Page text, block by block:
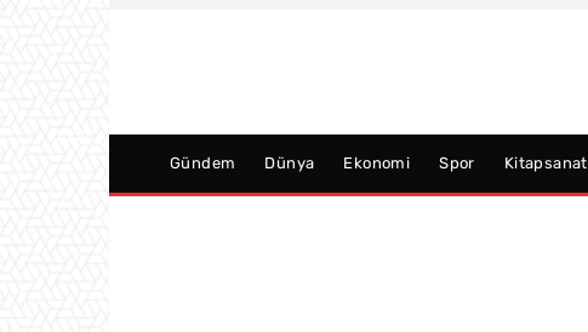
Gündem Dünya Ekonomi Spor Kitapsanat